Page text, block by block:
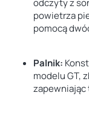
odczyty z
powietrza
pomocą
Palnik:
modelu GT,
zapewniając